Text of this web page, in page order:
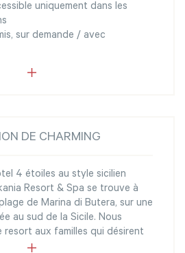
uniquement dans les
sur demande / avec
DE CHARMING
4 étoiles au style sicilien
Resort & Spa se trouve à
de Marina di Butera, sur une
au sud de la Sicile. Nous
resort aux familles qui désirent